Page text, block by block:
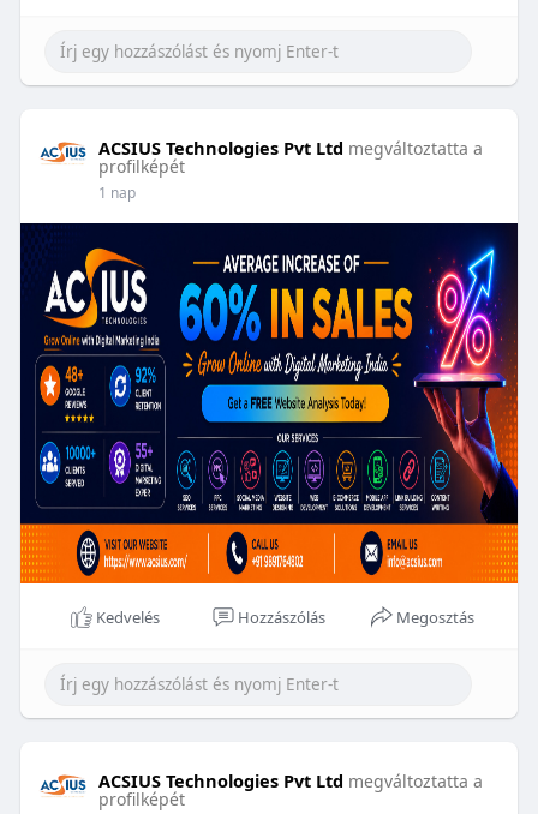
ACSIUS Technologies Pvt Ltd megváltoztatta a
profilképét
1 nap
Kedvelés Hozzászólás Megosztás
ACSIUS Technologies Pvt Ltd megváltoztatta a
profilképét